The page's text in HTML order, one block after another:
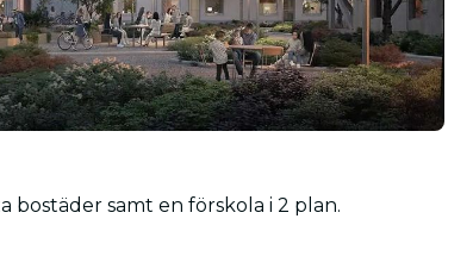
bostäder samt en förskola i 2 plan.